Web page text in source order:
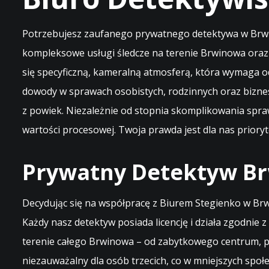
Potrzebujesz zaufanego prywatnego detektywa w
kompleksowe usługi śledcze na terenie Brwinowa
się specyficzną, kameralną atmosferą, która wymaga
dowody w sprawach osobistych, rodzinnych oraz
z powiek. Niezależnie od stopnia skomplikowania
wartości procesowej. Twoja prawda jest dla nas
Prywatny Detektyw
Decydując się na współpracę z Biurem Stegienko w
Każdy nasz detektyw posiada licencję i działa
terenie całego Brwinowa – od zabytkowego centrum,
niezauważalny dla osób trzecich, co w mniejszych